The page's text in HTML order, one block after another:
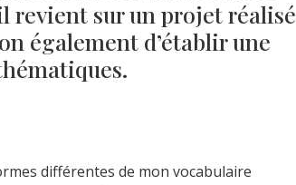
revient sur un projet réalisé
également d’établir une
différentes de mon vocabulaire